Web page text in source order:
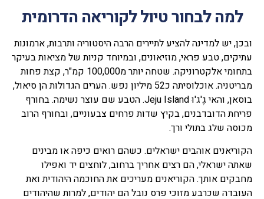
למה לבחור טיול לקוריאה הדרומית
ובכן, יש למדינה להציע לתיירים הרבה היסטוריה ותרבות, ארמונות
עתיקים, טבע פראי, מוזיאונים, ובמיוחד קניות של מציאות בעיקר
בתחומי אלקטרוניקה. שטחה יותר מ100,000 קמ"ר, קצת פחות
מבריטניה. אוכלוסיתה כ52 מיליון נפש. הערים הגדולות הן סיאול,
בוסאן, והאי גֶ'ג'וּ Jeju Island. הטבע שם עוצר נשימה. בחורף
פריחת הדובדבנים, בקיץ שדות פרחים צבעוניים, ובחורף הרוב
מכוסה שלג בתולי ורך.
הקוריאנים אוהבים ישראלים. כשהם רואים כיפה או מבינים
שאתה ישראלי, הם רצים אחריך ברחוב, לוחצים יד ואפילו
מחבקים אותך. הקוריאנים מעריכים את החוכמה היהודית ואת
העובדה שכרבע מזוכי פרס נובל הם יהודים, למרות שהיהודים